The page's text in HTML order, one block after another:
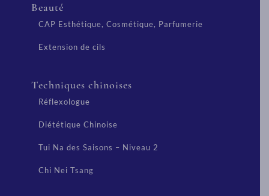
Beauté
CAP Esthétique, Cosmétique, Parfumerie
Extension de cils
Techniques chinoises
Réflexologue
Diététique Chinoise
Tui Na des Saisons – Niveau 2
Chi Nei Tsang